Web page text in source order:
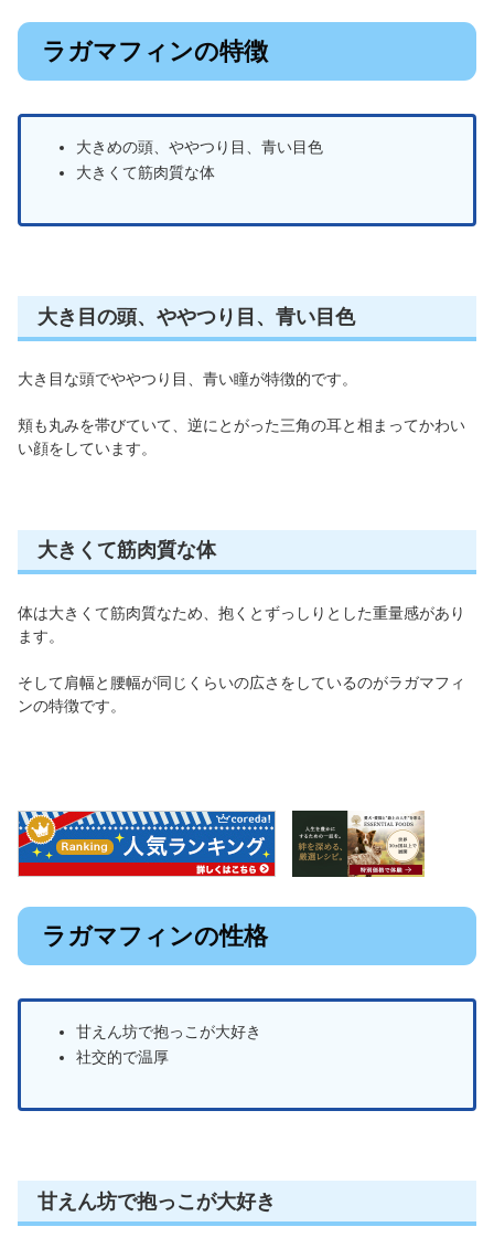
ラガマフィンの特徴
大きめの頭、ややつり目、青い目色
大きくて筋肉質な体
大き目の頭、ややつり目、青い目色
大き目な頭でややつり目、青い瞳が特徴的です。
頬も丸みを帯びていて、逆にとがった三角の耳と相まってかわい
い顔をしています。
大きくて筋肉質な体
体は大きくて筋肉質なため、抱くとずっしりとした重量感があり
ます。
そして肩幅と腰幅が同じくらいの広さをしているのがラガマフィ
ンの特徴です。
ラガマフィンの性格
甘えん坊で抱っこが大好き
社交的で温厚
甘えん坊で抱っこが大好き